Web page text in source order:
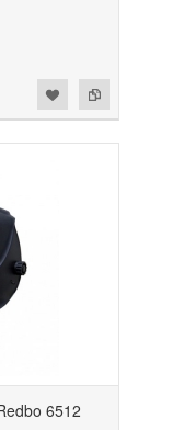
6512